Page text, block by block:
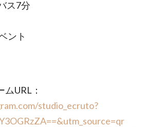
ス7分
ント
URL：
studio_ecruto?